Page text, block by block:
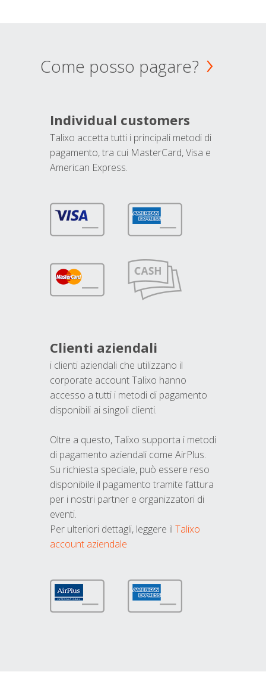
Come posso pagare?
Individual customers
Talixo accetta tutti i principali metodi di
pagamento, tra cui MasterCard, Visa e
American Express.
Clienti aziendali
i clienti aziendali che utilizzano il
corporate account Talixo hanno
accesso a tutti i metodi di pagamento
disponibili ai singoli clienti.
Oltre a questo, Talixo supporta i metodi
di pagamento aziendali come AirPlus.
Su richiesta speciale, può essere reso
disponibile il pagamento tramite fattura
per i nostri partner e organizzatori di
eventi.
Per ulteriori dettagli, leggere il Talixo
account aziendale